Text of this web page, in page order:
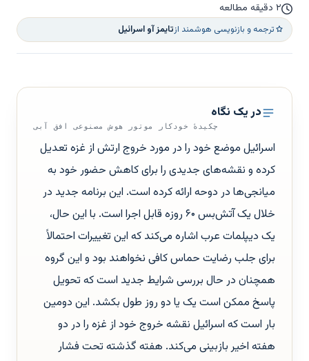
۲ دقیقه مطالعه
ترجمه و بازنویسی هوشمند ازتایمز آو اسرائیل
در یک نگاه
چکیدهٔ خودکار موتور هوش مصنوعی افق آبی
اسرائیل موضع خود را در مورد خروج ارتش از غزه تعدیل
کرده و نقشه‌های جدیدی را برای کاهش حضور خود به
میانجی‌ها در دوحه ارائه کرده است. این برنامه جدید در
خلال یک آتش‌بس ۶۰ روزه قابل اجرا است. با این حال،
یک دیپلمات عرب اشاره می‌کند که این تغییرات احتمالاً
برای جلب رضایت حماس کافی نخواهند بود و این گروه
همچنان در حال بررسی شرایط جدید است که تحویل
پاسخ ممکن است یک یا دو روز طول بکشد. این دومین
بار است که اسرائیل نقشه خروج خود از غزه را در دو
هفته اخیر بازبینی می‌کند. هفته گذشته تحت فشار